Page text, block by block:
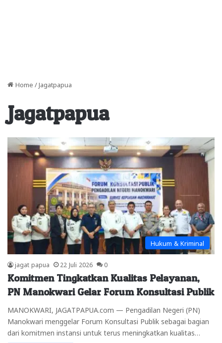
Home / Jagatpapua
Jagatpapua
Hukum & Kriminal
jagat papua 22 Juli 2026 0
Komitmen Tingkatkan Kualitas Pelayanan,
PN Manokwari Gelar Forum Konsultasi Publik
MANOKWARI, JAGATPAPUA.com — Pengadilan Negeri (PN)
Manokwari menggelar Forum Konsultasi Publik sebagai bagian
dari komitmen instansi untuk terus meningkatkan kualitas…